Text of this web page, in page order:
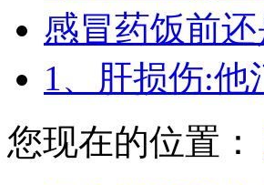
感冒药饭前
1、肝损伤:他
您现在的位置：